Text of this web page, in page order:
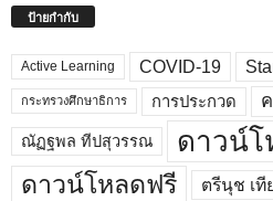
ป้ายกำกับ
Active Learning COVID-19
กระทรวงศึกษาธิการ การประกวด
ณัฏฐพล ทีปสุวรรณ ดาวน์โ
ดาวน์โหลดฟรี ตรีนุช เที